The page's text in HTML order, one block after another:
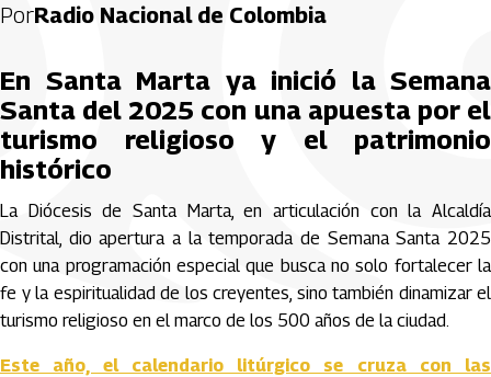
PorRadio Nacional de Colombia
En Santa Marta ya inició la Semana
Santa del 2025 con una apuesta por el
turismo religioso y el patrimonio
histórico
La Diócesis de Santa Marta, en articulación con la Alcaldía
Distrital, dio apertura a la temporada de Semana Santa 2025
con una programación especial que busca no solo fortalecer la
fe y la espiritualidad de los creyentes, sino también dinamizar el
turismo religioso en el marco de los 500 años de la ciudad.
Este año, el calendario litúrgico se cruza con las